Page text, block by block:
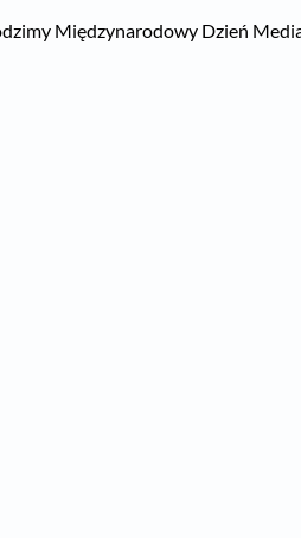
Międzynarodowy Dzień